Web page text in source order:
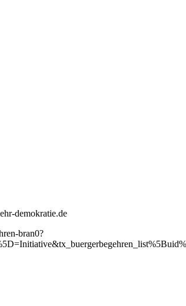
demokratie.de
bran0?